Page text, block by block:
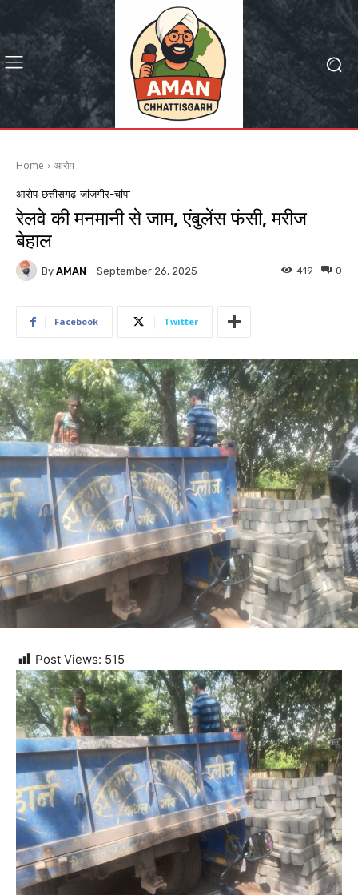
Home आरोप
आरोप छत्तीसगढ़ जांजगीर-चांपा
रेलवे की मनमानी से जाम, एंबुलेंस फंसी, मरीज
बेहाल
By AMAN September 26, 2025 0
419
Facebook Twitter
Post Views: 515